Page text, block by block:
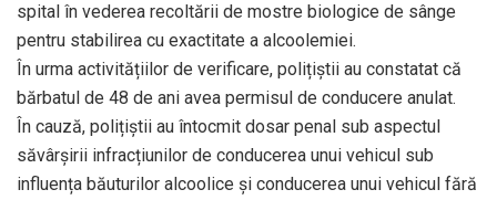
spital în vederea recoltării de mostre biologice de sânge
pentru stabilirea cu exactitate a alcoolemiei.
În urma activitățiilor de verificare, polițiștii au constatat că
bărbatul de 48 de ani avea permisul de conducere anulat.
În cauză, polițiștii au întocmit dosar penal sub aspectul
săvârșirii infracțiunilor de conducerea unui vehicul sub
influența băuturilor alcoolice și conducerea unui vehicul fără